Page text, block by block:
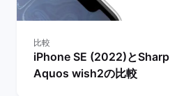
比較
iPhone SE (2022)とSharp
Aquos wish2の比較